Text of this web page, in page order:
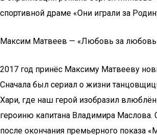
спортивной драме «Они играли за
Максим Матвеев — «Любовь за
2017 год принёс Максиму Матвееву
Сначала был сериал о жизни
Хари, где наш герой изобразил
героиню капитана Владимира Маслова.
после окончания премьерного показа